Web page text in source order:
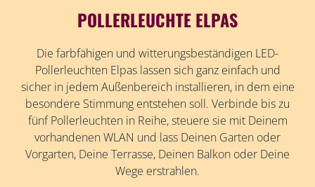
POLLERLEUCHTE ELPAS
Die farbfähigen und witterungsbeständigen LED-
Pollerleuchten Elpas lassen sich ganz einfach und
sicher in jedem Außenbereich installieren, in dem eine
besondere Stimmung entstehen soll. Verbinde bis zu
fünf Pollerleuchten in Reihe, steuere sie mit Deinem
vorhandenen WLAN und lass Deinen Garten oder
Vorgarten, Deine Terrasse, Deinen Balkon oder Deine
Wege erstrahlen.